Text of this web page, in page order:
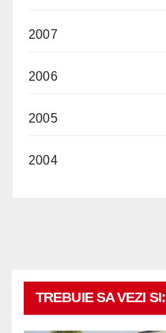
2007
2006
2005
2004
TREBUIE SA VEZI SI: